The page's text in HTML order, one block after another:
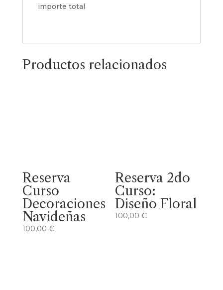
importe total
Productos relacionados
Reserva
Curso
Decoraciones
Navideñas
100,00 €
Reserva 2do
Curso:
Diseño Floral
100,00€